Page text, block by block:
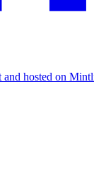
hosted on